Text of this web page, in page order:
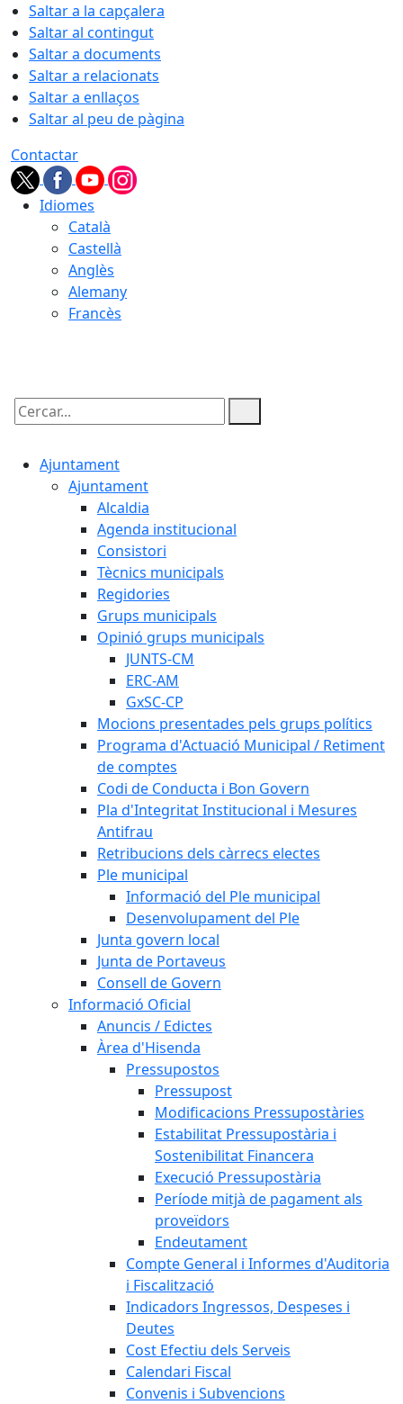
Saltar a la capçalera
Saltar al contingut
Saltar a documents
Saltar a relacionats
Saltar a enllaços
Saltar al peu de pàgina
Contactar
Idiomes
Català
Castellà
Anglès
Alemany
Francès
Cercar:
Ajuntament
Ajuntament
Alcaldia
Agenda institucional
Consistori
Tècnics municipals
Regidories
Grups municipals
Opinió grups municipals
JUNTS-CM
ERC-AM
GxSC-CP
Mocions presentades pels grups polítics
Programa d'Actuació Municipal / Retiment
de comptes
Codi de Conducta i Bon Govern
Pla d'Integritat Institucional i Mesures
Antifrau
Retribucions dels càrrecs electes
Ple municipal
Informació del Ple municipal
Desenvolupament del Ple
Junta govern local
Junta de Portaveus
Consell de Govern
Informació Oficial
Anuncis / Edictes
Àrea d'Hisenda
Pressupostos
Pressupost
Modificacions Pressupostàries
Estabilitat Pressupostària i
Sostenibilitat Financera
Execució Pressupostària
Període mitjà de pagament als
proveïdors
Endeutament
Compte General i Informes d'Auditoria
i Fiscalització
Indicadors Ingressos, Despeses i
Deutes
Cost Efectiu dels Serveis
Calendari Fiscal
Convenis i Subvencions